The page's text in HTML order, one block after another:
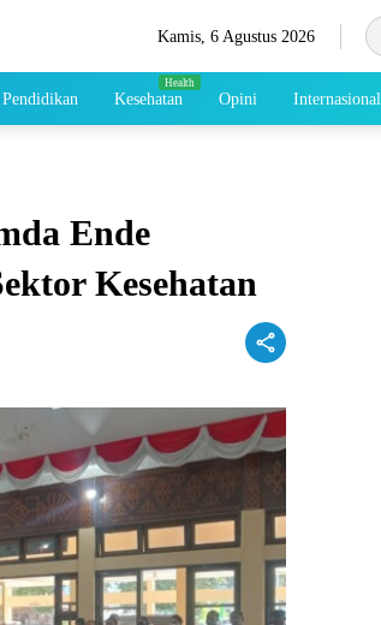
Kamis, 6 Agustus 2026
Pendidikan Kesehatan Opini Internasional
Ende
Kesehatan